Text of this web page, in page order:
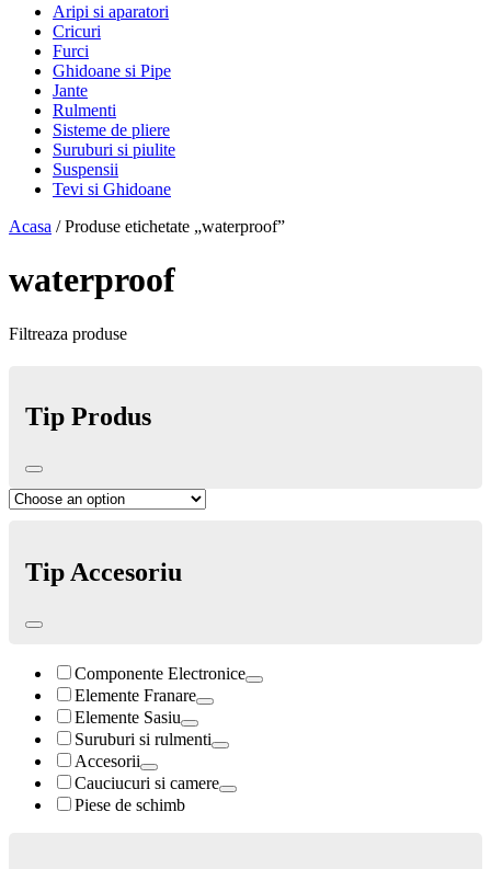
Aripi si aparatori
Cricuri
Furci
Ghidoane si Pipe
Jante
Rulmenti
Sisteme de pliere
Suruburi si piulite
Suspensii
Tevi si Ghidoane
Acasa / Produse etichetate „waterproof”
waterproof
Filtreaza produse
Tip Produs
Tip Accesoriu
Componente Electronice
Elemente Franare
Elemente Sasiu
Suruburi si rulmenti
Accesorii
Cauciucuri si camere
Piese de schimb